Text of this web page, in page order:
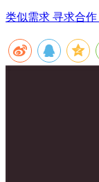
类似需求 寻求合作